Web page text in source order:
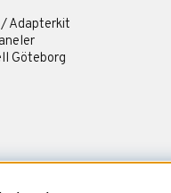
Adapterkit
Göteborg